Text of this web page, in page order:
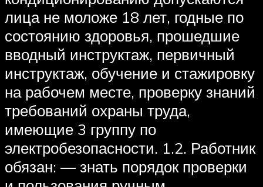
лица не моложе 18 лет, годные по
состоянию здоровья, прошедшие
вводный инструктаж, первичный
инструктаж, обучение и стажировку
на рабочем месте, проверку знаний
требований охраны труда,
имеющие 3 группу по
электробезопасности. 1.2. Работник
обязан: — знать порядок проверки